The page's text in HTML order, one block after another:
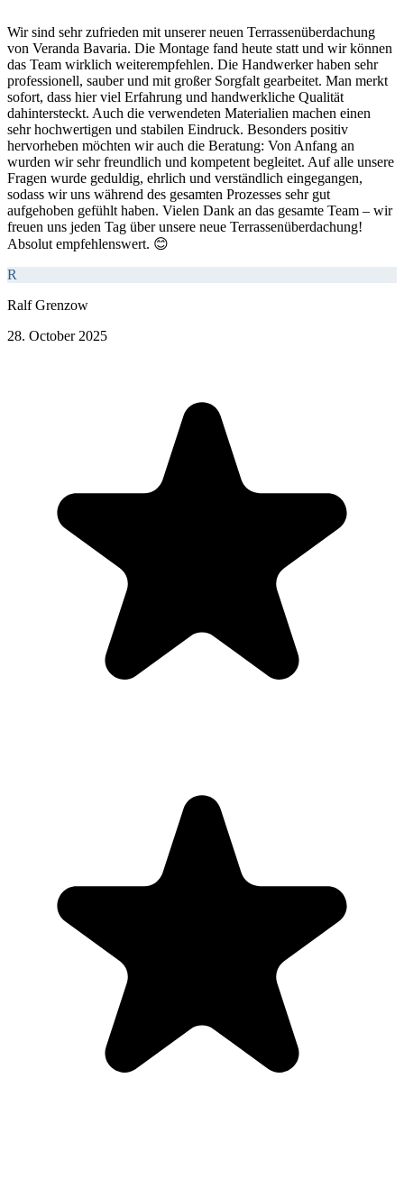
Wir sind sehr zufrieden mit unserer neuen Terrassenüberdachung
von Veranda Bavaria. Die Montage fand heute statt und wir können
das Team wirklich weiterempfehlen. Die Handwerker haben sehr
professionell, sauber und mit großer Sorgfalt gearbeitet. Man merkt
sofort, dass hier viel Erfahrung und handwerkliche Qualität
dahintersteckt. Auch die verwendeten Materialien machen einen
sehr hochwertigen und stabilen Eindruck. Besonders positiv
hervorheben möchten wir auch die Beratung: Von Anfang an
wurden wir sehr freundlich und kompetent begleitet. Auf alle unsere
Fragen wurde geduldig, ehrlich und verständlich eingegangen,
sodass wir uns während des gesamten Prozesses sehr gut
aufgehoben gefühlt haben. Vielen Dank an das gesamte Team – wir
freuen uns jeden Tag über unsere neue Terrassenüberdachung!
Absolut empfehlenswert. 😊
R
Ralf Grenzow
28. October 2025